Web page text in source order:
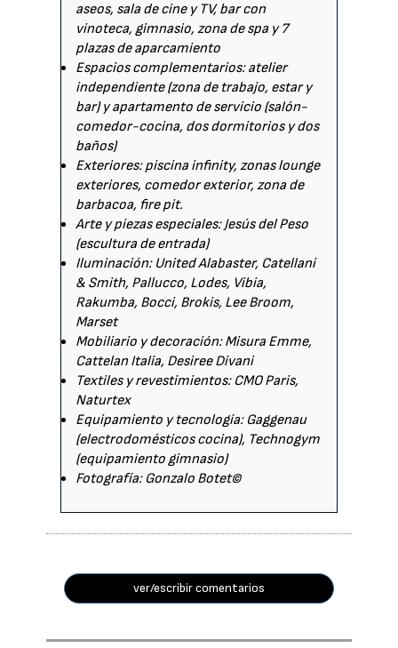
aseos, sala de cine y TV, bar con
vinoteca, gimnasio, zona de spa y 7
plazas de aparcamiento
Espacios complementarios: atelier
independiente (zona de trabajo, estar y
bar) y apartamento de servicio (salón-
comedor-cocina, dos dormitorios y dos
baños)
Exteriores: piscina infinity, zonas lounge
exteriores, comedor exterior, zona de
barbacoa, fire pit.
Arte y piezas especiales: Jesús del Peso
(escultura de entrada)
Iluminación: United Alabaster, Catellani
& Smith, Pallucco, Lodes, Vibia,
Rakumba, Bocci, Brokis, Lee Broom,
Marset
Mobiliario y decoración: Misura Emme,
Cattelan Italia, Desiree Divani
Textiles y revestimientos: CMO Paris,
Naturtex
Equipamiento y tecnología: Gaggenau
(electrodomésticos cocina), Technogym
(equipamiento gimnasio)
Fotografía: Gonzalo Botet©
ver/escribir comentarios